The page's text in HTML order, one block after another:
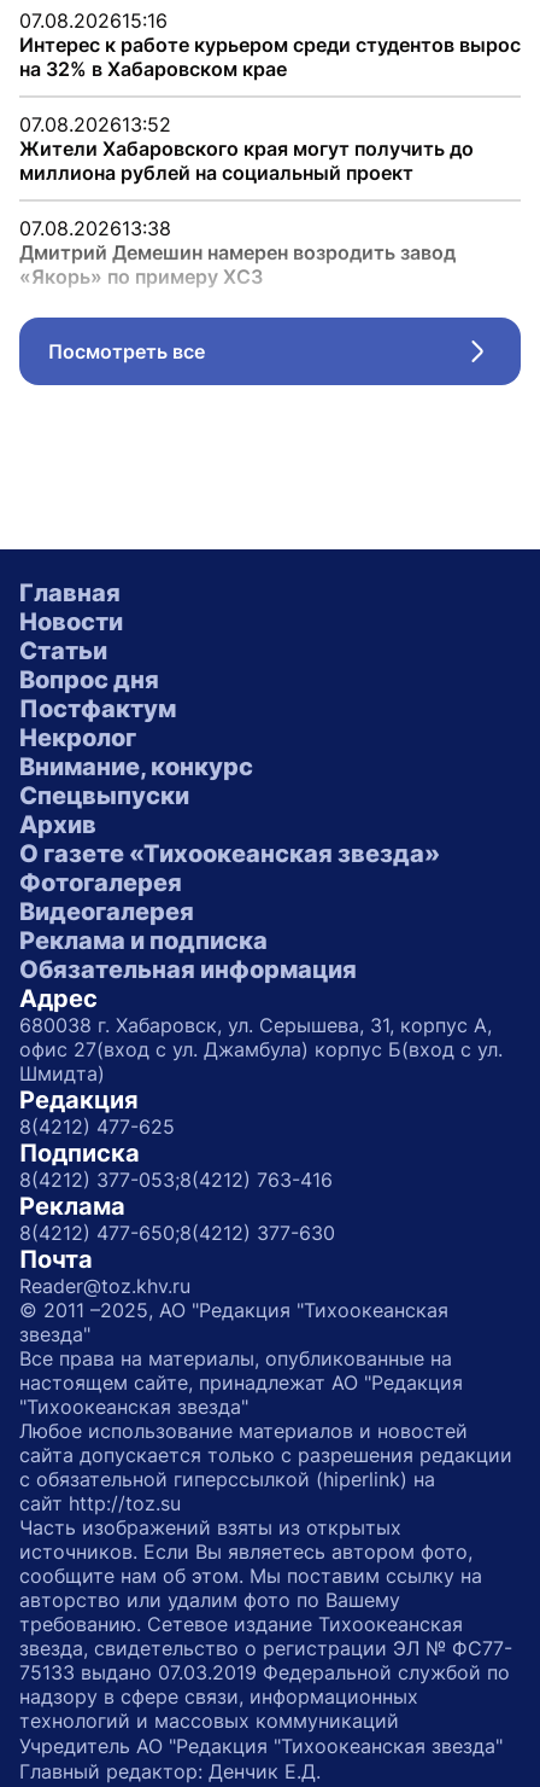
07.08.202615:16
Интерес к работе курьером среди студентов вырос
на 32% в Хабаровском крае
07.08.202613:52
Жители Хабаровского края могут получить до
миллиона рублей на социальный проект
07.08.202613:38
Дмитрий Демешин намерен возродить завод
«Якорь» по примеру ХСЗ
Посмотреть все
Главная
Новости
Статьи
Вопрос дня
Постфактум
Некролог
Внимание, конкурс
Спецвыпуски
Архив
О газете «Тихоокеанская звезда»
Фотогалерея
Видеогалерея
Реклама и подписка
Обязательная информация
Адрес
680038 г. Хабаровск, ул. Серышева, 31, корпус А,
офис 27(вход с ул. Джамбула) корпус Б(вход с ул.
Шмидта)
Редакция
8(4212) 477-625
Подписка
8(4212) 377-053;8(4212) 763-416
Реклама
8(4212) 477-650;8(4212) 377-630
Почта
Reader@toz.khv.ru
© 2011 –2025, АО "Редакция "Тихоокеанская
звезда"
Все права на материалы, опубликованные на
настоящем сайте, принадлежат АО "Редакция
"Тихоокеанская звезда"
Любое использование материалов и новостей
сайта допускается только с разрешения редакции
с обязательной гиперссылкой (hiperlink) на
сайт http://toz.su
Часть изображений взяты из открытых
источников. Если Вы являетесь автором фото,
сообщите нам об этом. Мы поставим ссылку на
авторство или удалим фото по Вашему
требованию. Сетевое издание Тихоокеанская
звезда, свидетельство о регистрации ЭЛ № ФС77-
75133 выдано 07.03.2019 Федеральной службой по
надзору в сфере связи, информационных
технологий и массовых коммуникаций
Учредитель АО "Редакция "Тихоокеанская звезда"
Главный редактор: Денчик Е.Д.